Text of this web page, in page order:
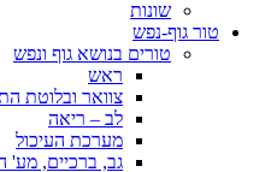
שונות
טור גוף-נפש
טורים בנושא גוף ונפש
ראש
צוואר ובלוטת
לב – ריאה
מערכת העיכול
גב, ברכיים, מע'